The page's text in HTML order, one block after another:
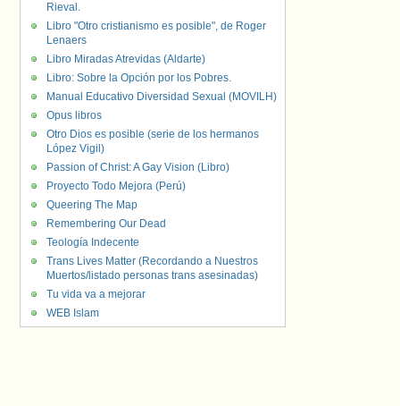
Rieval.
Libro "Otro cristianismo es posible", de Roger
Lenaers
Libro Miradas Atrevidas (Aldarte)
Libro: Sobre la Opción por los Pobres.
Manual Educativo Diversidad Sexual (MOVILH)
Opus libros
Otro Dios es posible (serie de los hermanos
López Vigil)
Passion of Christ: A Gay Vision (Libro)
Proyecto Todo Mejora (Perú)
Queering The Map
Remembering Our Dead
Teología Indecente
Trans Lives Matter (Recordando a Nuestros
Muertos/listado personas trans asesinadas)
Tu vida va a mejorar
WEB Islam